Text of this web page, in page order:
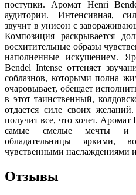
поступки. Аромат Henri
аудитории. Интенсивная,
звучит в унисон с
Композиция раскрывается
восхитительные образы
наполненные искушением.
Bendel Intense оттеняет
соблазнов, которыми полна
очаровывает, обещает
в этот таинственный,
отдается силе своих
получит все, что хочет.
самые смелые мечты и
обладательницы яркими,
чувственными наслаждениями
Отзывы